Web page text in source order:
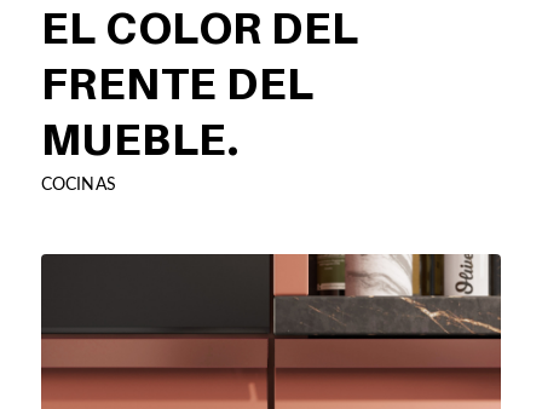
EL COLOR DEL
FRENTE DEL
MUEBLE.
COCINAS